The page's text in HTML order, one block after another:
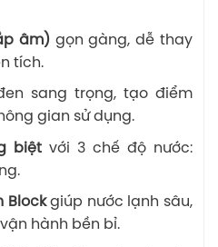
âm)gọn gàng, dễ thay
tích.
sang trọng, tạo điểm
gian sử dụng.
biệt với 3 chế độ nước:
Blockgiúp nước lạnh sâu,
hành bền bỉ.